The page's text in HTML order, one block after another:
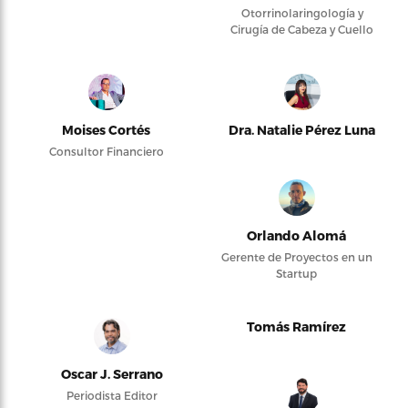
Otorrinolaringología y
Cirugía de Cabeza y Cuello
Moises Cortés
Consultor Financiero
Dra. Natalie Pérez Luna
Orlando Alomá
Gerente de Proyectos en un
Startup
Oscar J. Serrano
Periodista Editor
Tomás Ramírez